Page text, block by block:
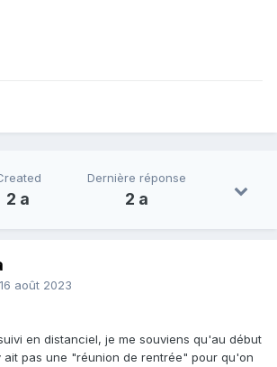
2 a
Dernière réponse
2 a
août 2023
en distanciel, je me souviens qu'au début
pas une "réunion de rentrée" pour qu'on